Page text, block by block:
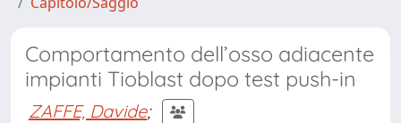
Comportamento dell’osso adiacente
impianti Tioblast dopo test push-in
ZAFFE, Davide;